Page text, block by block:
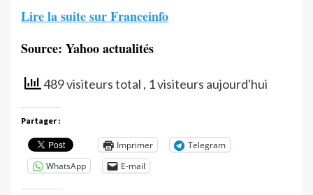
Lire la suite sur Franceinfo
Source: Yahoo actualités
489 visiteurs total , 1 visiteurs aujourd'hui
Partager :
Imprimer
Telegram
WhatsApp
E-mail